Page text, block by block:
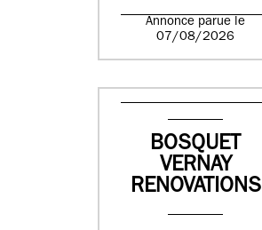
Annonce parue le
07/08/2026
BOSQUET
VERNAY
RENOVATIONS